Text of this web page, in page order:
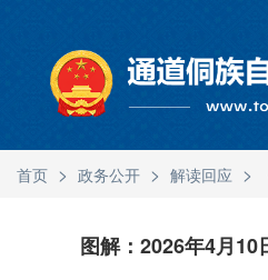
首页 > 政务公开 > 解读回应 >
图解：2026年4月10